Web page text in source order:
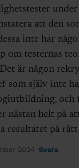
under
att den
inte har
om testernas
är någon
som själv inte
och
nästan helt på
resultatet på rätt
2024 Svara